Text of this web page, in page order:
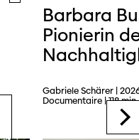
Barbara
Pionierin
Gabriele Schärer |
Documentaire | 118 min